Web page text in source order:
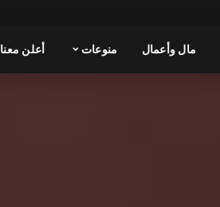
مال وأعمال منوعات أعلن معنا